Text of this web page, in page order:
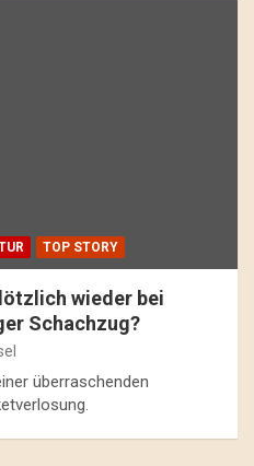
TOP STORY
wieder bei
Schachzug?
überraschenden